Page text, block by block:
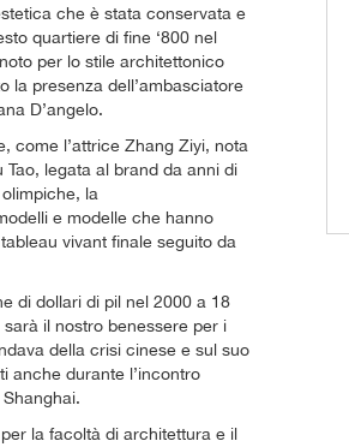
che è stata conservata e
quartiere di fine ‘800 nel
per lo stile architettonico
la presenza dell’ambasciatore
D’angelo.
come l’attrice Zhang Ziyi, nota
legata al brand da anni di
la
e modelle che hanno
vivant finale seguito da
di dollari di pil nel 2000 a 18
il nostro benessere per i
della crisi cinese e sul suo
anche durante l’incontro
la facoltà di architettura e il